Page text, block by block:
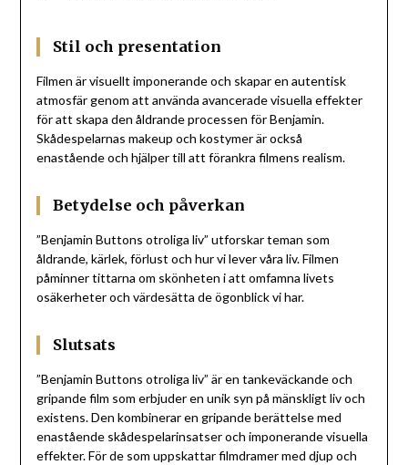
Stil och presentation
Filmen är visuellt imponerande och skapar en autentisk
atmosfär genom att använda avancerade visuella effekter
för att skapa den åldrande processen för Benjamin.
Skådespelarnas makeup och kostymer är också
enastående och hjälper till att förankra filmens realism.
Betydelse och påverkan
”Benjamin Buttons otroliga liv” utforskar teman som
åldrande, kärlek, förlust och hur vi lever våra liv. Filmen
påminner tittarna om skönheten i att omfamna livets
osäkerheter och värdesätta de ögonblick vi har.
Slutsats
”Benjamin Buttons otroliga liv” är en tankeväckande och
gripande film som erbjuder en unik syn på mänskligt liv och
existens. Den kombinerar en gripande berättelse med
enastående skådespelarinsatser och imponerande visuella
effekter. För de som uppskattar filmdramer med djup och